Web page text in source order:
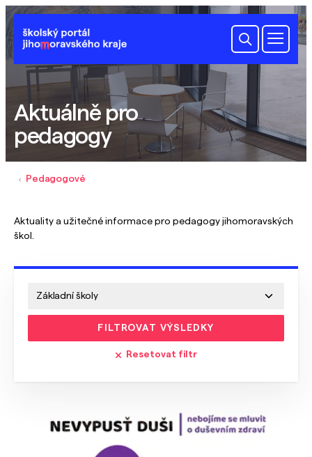
Aktuálně pro
pedagogy
Pedagogové
Aktuality a užitečné informace pro pedagogy jihomoravských
škol.
FILTROVAT VÝSLEDKY
Resetovat filtr